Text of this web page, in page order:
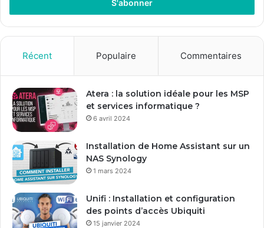
e
z
r
e
a
d
s
e
m
a
Récent Populaire Commentaires
Atera : la solution idéale pour les MSP
et services informatique ?
6 avril 2024
Installation de Home Assistant sur un
NAS Synology
1 mars 2024
Unifi : Installation et configuration
des points d’accès Ubiquiti
15 janvier 2024